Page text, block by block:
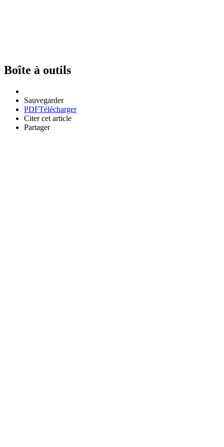
Boîte à outils
Sauvegarder
PDFTélécharger
Citer cet article
Partager